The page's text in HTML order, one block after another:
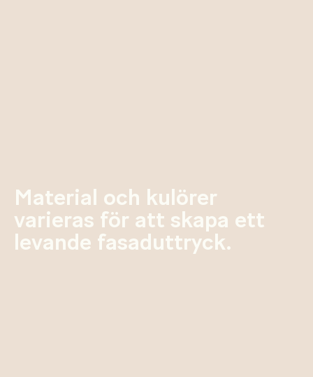
Material och kulörer
varieras för att skapa ett
levande fasad uttryck.